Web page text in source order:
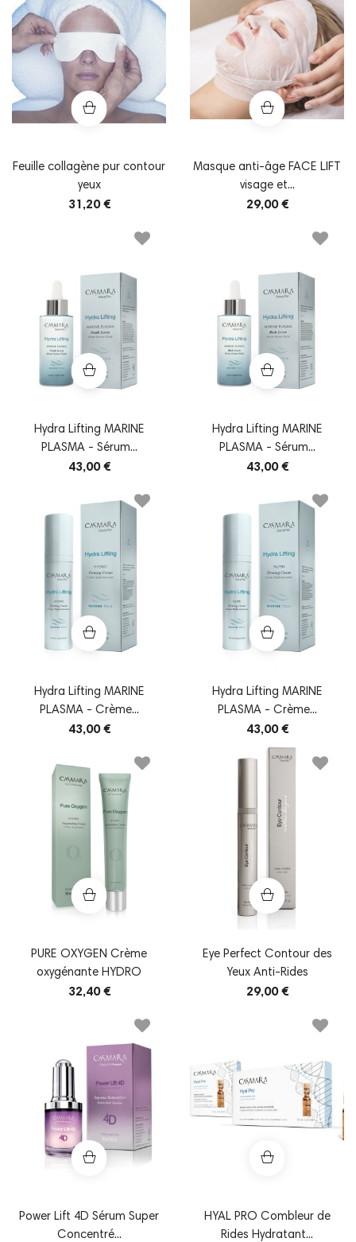
Feuille collagène pur contour
yeux
31,20 €
Masque anti-âge FACE LIFT
visage et...
29,00 €
Hydra Lifting MARINE
PLASMA - Sérum...
43,00 €
Hydra Lifting MARINE
PLASMA - Sérum...
43,00 €
Hydra Lifting MARINE
PLASMA - Crème...
43,00 €
Hydra Lifting MARINE
PLASMA - Crème...
43,00 €
PURE OXYGEN Crème
oxygénante HYDRO
32,40 €
Eye Perfect Contour des
Yeux Anti-Rides
29,00 €
Power Lift 4D Sérum Super
Concentré...
HYAL PRO Combleur de
Rides Hydratant...